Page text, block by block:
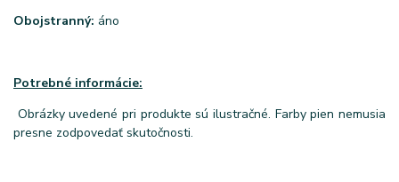
Obojstranný: áno
Potrebné informácie:
Obrázky uvedené pri produkte sú ilustračné. Farby pien nemusia
presne zodpovedať skutočnosti.